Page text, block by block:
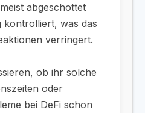
abgeschottet
kontrolliert, was das
verringert.
ob ihr solche
oder
bei DeFi schon